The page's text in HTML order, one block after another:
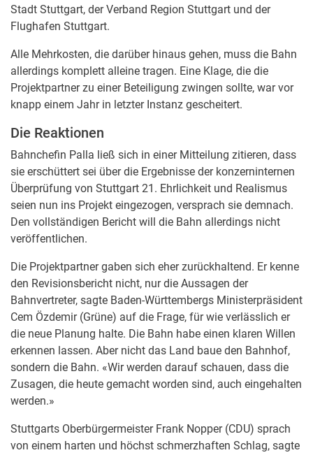
Stadt Stuttgart, der Verband Region Stuttgart und der
Flughafen Stuttgart.
Alle Mehrkosten, die darüber hinaus gehen, muss die Bahn
allerdings komplett alleine tragen. Eine Klage, die die
Projektpartner zu einer Beteiligung zwingen sollte, war vor
knapp einem Jahr in letzter Instanz gescheitert.
Die Reaktionen
Bahnchefin Palla ließ sich in einer Mitteilung zitieren, dass
sie erschüttert sei über die Ergebnisse der konzerninternen
Überprüfung von Stuttgart 21. Ehrlichkeit und Realismus
seien nun ins Projekt eingezogen, versprach sie demnach.
Den vollständigen Bericht will die Bahn allerdings nicht
veröffentlichen.
Die Projektpartner gaben sich eher zurückhaltend. Er kenne
den Revisionsbericht nicht, nur die Aussagen der
Bahnvertreter, sagte Baden-Württembergs Ministerpräsident
Cem Özdemir (Grüne) auf die Frage, für wie verlässlich er
die neue Planung halte. Die Bahn habe einen klaren Willen
erkennen lassen. Aber nicht das Land baue den Bahnhof,
sondern die Bahn. «Wir werden darauf schauen, dass die
Zusagen, die heute gemacht worden sind, auch eingehalten
werden.»
Stuttgarts Oberbürgermeister Frank Nopper (CDU) sprach
von einem harten und höchst schmerzhaften Schlag, sagte